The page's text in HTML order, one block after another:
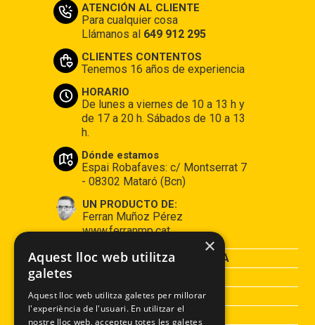
ATENCIÓN AL CLIENTE
Para cualquier cosa
Llámanos al 649 912 295
CLIENTES CONTENTOS
Tenemos 16 años de experiencia
HORARIO
De lunes a viernes de 10 a 13 h y
de 17 a 20 h. Sábados de 10 a 13
h.
Dónde estamos
Espai Robafaves: c/ Montserrat 7
- 08302 Mataró (Bcn)
UN PRODUCTO DE:
Ferran Muñoz Pérez
www.ferranmp.cat
CONDICIONES DE COMPRA
POLÍTICA DE PRIVACIDAD
POLÍTICA DE COOKIES
×
Aquest lloc web utilitza
galetes
Aquest lloc web utilitza galetes per millorar
l'experiència de l'usuari. En utilitzar el
nostre lloc web, accepteu totes les galetes